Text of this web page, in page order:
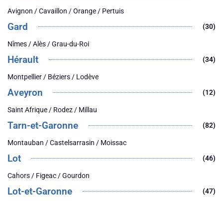
Avignon / Cavaillon / Orange / Pertuis
Gard (30)
Nîmes / Alès / Grau-du-Roi
Hérault (34)
Montpellier / Béziers / Lodève
Aveyron (12)
Saint Afrique / Rodez / Millau
Tarn-et-Garonne (82)
Montauban / Castelsarrasin / Moissac
Lot (46)
Cahors / Figeac / Gourdon
Lot-et-Garonne (47)